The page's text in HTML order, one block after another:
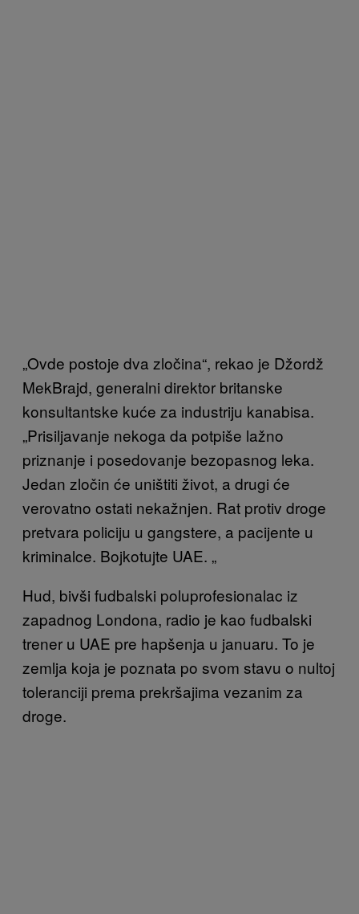
„Ovde postoje dva zločina“, rekao je Džordž
MekBrajd, generalni direktor britanske
konsultantske kuće za industriju kanabisa.
„Prisiljavanje nekoga da potpiše lažno
priznanje i posedovanje bezopasnog leka.
Jedan zločin će uništiti život, a drugi će
verovatno ostati nekažnjen. Rat protiv droge
pretvara policiju u gangstere, a pacijente u
kriminalce. Bojkotujte UAE. „
Hud, bivši fudbalski poluprofesionalac iz
zapadnog Londona, radio je kao fudbalski
trener u UAE pre hapšenja u januaru. To je
zemlja koja je poznata po svom stavu o nultoj
toleranciji prema prekršajima vezanim za
droge.